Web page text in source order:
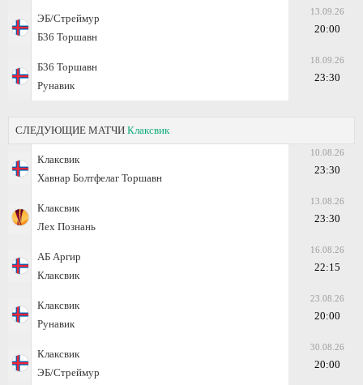
ЭБ/Стреймур
Б36 Торшавн
13.09.26
20:00
Б36 Торшавн
Рунавик
18.09.26
23:30
СЛЕДУЮЩИЕ МАТЧИ Клаксвик
Клаксвик
Хавнар Болтфелаг Торшавн
10.08.26
23:30
Клаксвик
Лех Познань
13.08.26
23:30
АБ Аргир
Клаксвик
16.08.26
22:15
Клаксвик
Рунавик
23.08.26
20:00
Клаксвик
ЭБ/Стреймур
30.08.26
20:00